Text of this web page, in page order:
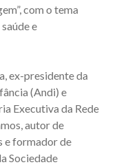
com o tema
e
ex-presidente da
(Andi) e
Executiva da Rede
autor de
e formador de
Sociedade